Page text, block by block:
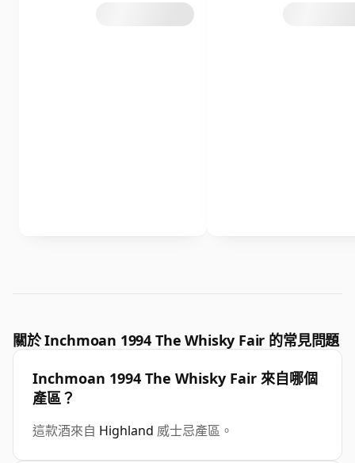
關於 Inchmoan 1994 The Whisky Fair 的常見問題
Inchmoan 1994 The Whisky Fair 來自哪個
產區？
這款酒來自 Highland 威士忌產區。